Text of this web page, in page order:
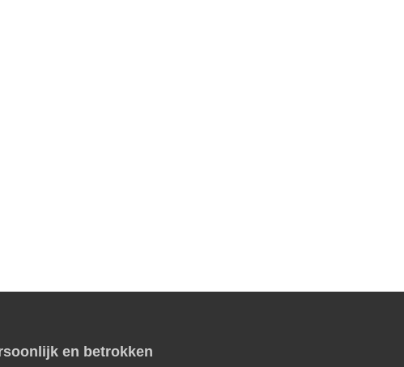
en betrokken